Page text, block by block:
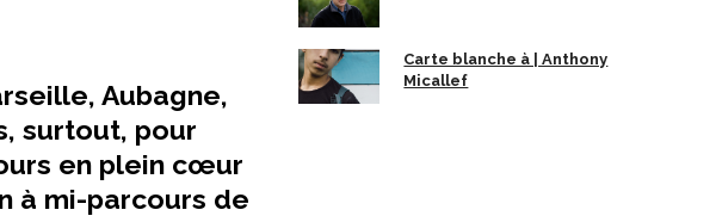
Aubagne,
surtout, pour
en plein cœur
à mi-parcours de
Carte blanche à | Anthony
Micallef